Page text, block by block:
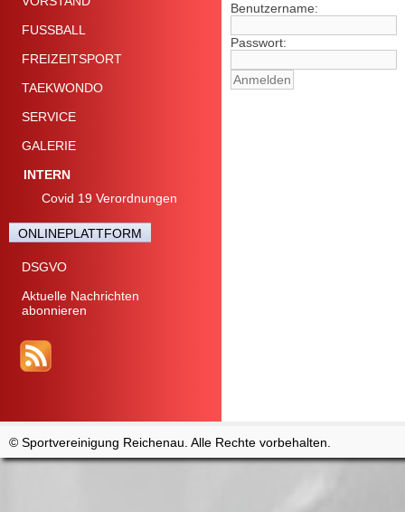
FUSSBALL
FREIZEITSPORT
TAEKWONDO
SERVICE
GALERIE
INTERN
Covid 19 Verordnungen
ONLINEPLATTFORM
DSGVO
Aktuelle Nachrichten
abonnieren
Benutzername:
Passwort:
© Sportvereinigung Reichenau. Alle Rechte vorbehalten.